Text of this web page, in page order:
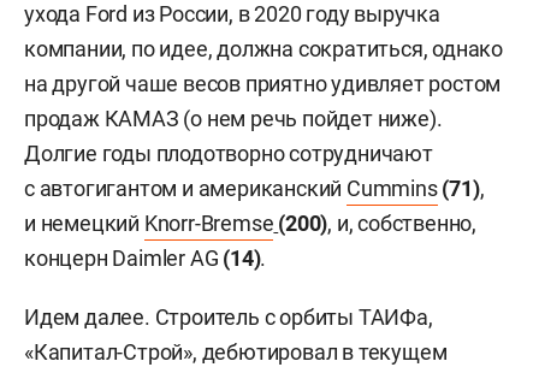
ухода Ford из России, в 2020 году выручка
компании, по идее, должна сократиться, однако
на другой чаше весов приятно удивляет ростом
продаж КАМАЗ (о нем речь пойдет ниже).
Долгие годы плодотворно сотрудничают
с автогигантом и американский Cummins (71),
и немецкий Knorr-Bremse (200), и, собственно,
концерн Daimler AG (14).
Идем далее. Строитель с орбиты ТАИФа,
«Капитал-Строй», дебютировал в текущем